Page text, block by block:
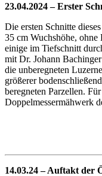
23.04.2024 – Erster
Die ersten Schnitte
35 cm Wuchshöhe,
einige im Tiefschnitt
mit Dr. Johann
die unberegneten
größerer
beregneten Parzellen.
Doppelmessermähwerk
14.03.24 – Auftakt der